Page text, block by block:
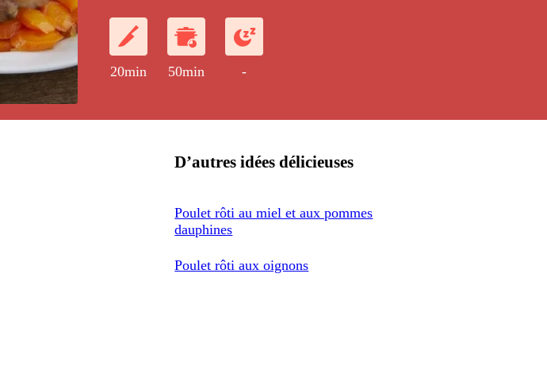
20min 50min -
D’autres idées délicieuses
Poulet rôti au miel et aux pommes
dauphines
Poulet rôti aux oignons